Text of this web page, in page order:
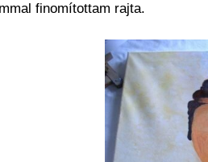
finomítottam rajta.